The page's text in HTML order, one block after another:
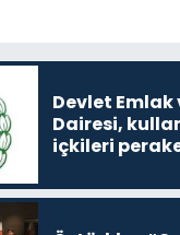
Devlet Emlak
Dairesi,
içkileri